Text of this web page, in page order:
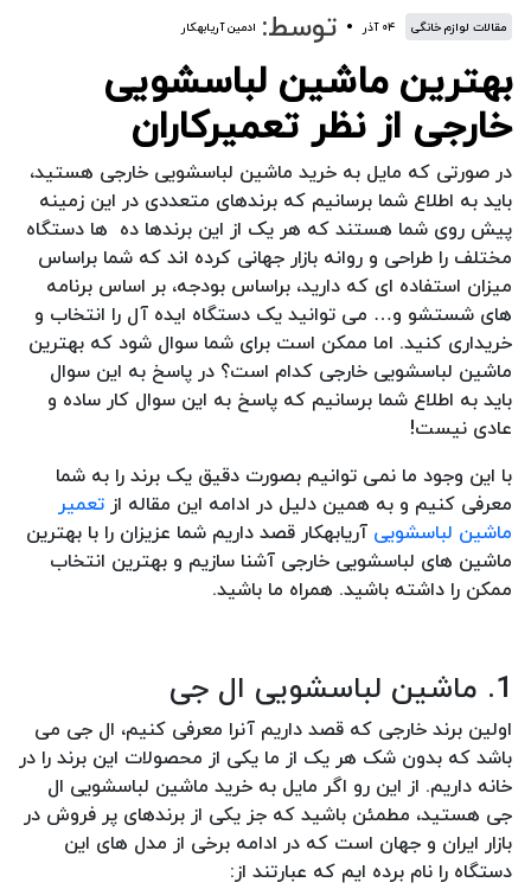
مقالات لوازم خانگی ۰۴ آذر توسط: ادمین آریابهکار
بهترین ماشین لباسشویی
خارجی از نظر تعمیرکاران
در صورتی که مایل به خرید ماشین لباسشویی خارجی هستید،
باید به اطلاع شما برسانیم که برندهای متعددی در این زمینه
پیش روی شما هستند که هر یک از این برندها ده ها دستگاه
مختلف را طراحی و روانه بازار جهانی کرده اند که شما براساس
میزان استفاده ای که دارید، براساس بودجه، بر اساس برنامه
های شستشو و… می توانید یک دستگاه ایده آل را انتخاب و
خریداری کنید. اما ممکن است برای شما سوال شود که بهترین
ماشین لباسشویی خارجی کدام است؟ در پاسخ به این سوال
باید به اطلاع شما برسانیم که پاسخ به این سوال کار ساده و
عادی نیست!
با این وجود ما نمی توانیم بصورت دقیق یک برند را به شما
معرفی کنیم و به همین دلیل در ادامه این مقاله ازتعمیر
ماشین لباسشویی آریابهکار قصد داریم شما عزیزان را با بهترین
ماشین های لباسشویی خارجی آشنا سازیم و بهترین انتخاب
ممکن را داشته باشید. همراه ما باشید.
1. ماشین لباسشویی ال جی
اولین برند خارجی که قصد داریم آنرا معرفی کنیم، ال جی می
باشد که بدون شک هر یک از ما یکی از محصولات این برند را در
خانه داریم. از این رو اگر مایل به خرید ماشین لباسشویی ال
جی هستید، مطمئن باشید که جز یکی از برندهای پر فروش در
بازار ایران و جهان است که در ادامه برخی از مدل های این
دستگاه را نام برده ایم که عبارتند از: